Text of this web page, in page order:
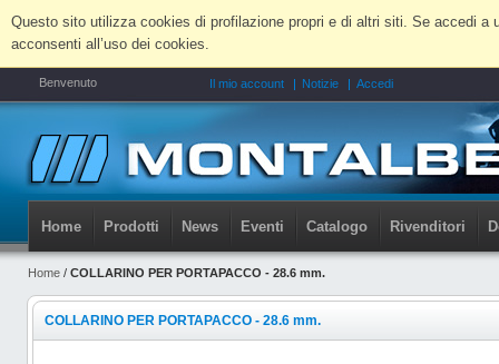
Questo sito utilizza cookies di profilazione propri e di altri siti. Se accedi a
acconsenti all’uso dei cookies.
Benvenuto Il mio account Notizie Accedi
Home Prodotti News Eventi Catalogo Rivenditori
Home / COLLARINO PER PORTAPACCO - 28.6 mm.
COLLARINO PER PORTAPACCO - 28.6 mm.